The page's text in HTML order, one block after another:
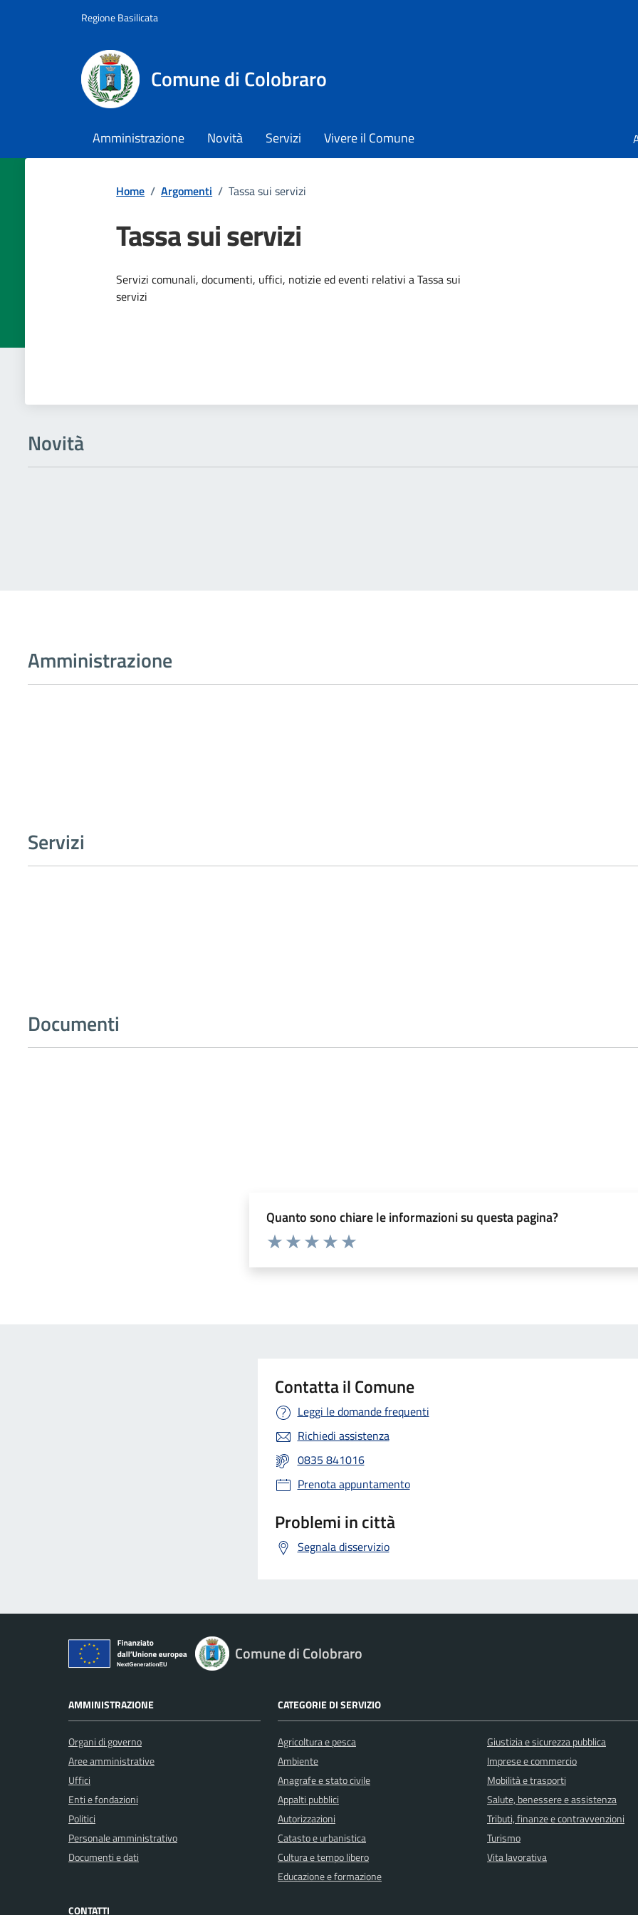
Regione Basilicata
Comune di Colobraro
Amministrazione Novità Servizi Vivere il Comune
Home / Argomenti / Tassa sui servizi
Tassa sui servizi
Dettagli dell'argomento
Servizi comunali, documenti, uffici, notizie ed eventi relativi a Tassa sui
servizi
Novità
Amministrazione
Servizi
Documenti
Quanto sono chiare le informazioni su questa pagina?
Contatta il Comune
Leggi le domande frequenti
Richiedi assistenza
0835 841016
Prenota appuntamento
Problemi in città
Segnala disservizio
Comune di Colobraro
AMMINISTRAZIONE
Organi di governo
Aree amministrative
Uffici
Enti e fondazioni
Politici
Personale amministrativo
Documenti e dati
CATEGORIE DI SERVIZIO
Agricoltura e pesca
Ambiente
Anagrafe e stato civile
Appalti pubblici
Autorizzazioni
Catasto e urbanistica
Cultura e tempo libero
Educazione e formazione
Giustizia e sicurezza pubblica
Imprese e commercio
Mobilità e trasporti
Salute, benessere e assistenza
Tributi, finanze e contravvenzioni
Turismo
Vita lavorativa
CONTATTI